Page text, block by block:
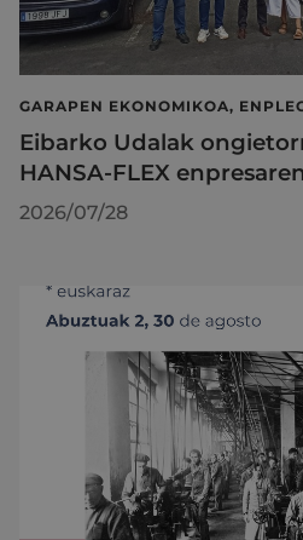
GARAPEN EKONOMIKOA,
Eibarko Udalak
HANSA-FLEX
2026/07/28